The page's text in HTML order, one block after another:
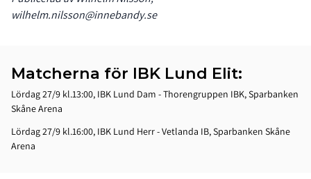
wilhelm.nilsson@innebandy.se
Matcherna för IBK Lund Elit:
Lördag 27/9 kl.13:00, IBK Lund Dam - Thorengruppen IBK, Sparbanken
Skåne Arena
Lördag 27/9 kl.16:00, IBK Lund Herr - Vetlanda IB, Sparbanken Skåne
Arena